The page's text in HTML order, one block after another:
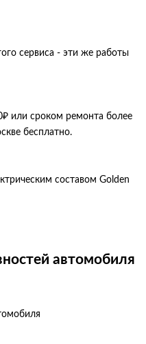
сервиса - эти же работы
или сроком ремонта более
бесплатно.
составом Golden
автомобиля